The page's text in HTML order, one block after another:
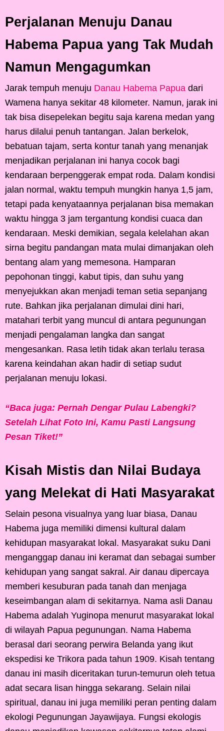
Perjalanan Menuju Danau
Habema Papua yang Tak Mudah
Namun Mengagumkan
Jarak tempuh menuju Danau Habema Papua dari
Wamena hanya sekitar 48 kilometer. Namun, jarak ini
tak bisa disepelekan begitu saja karena medan yang
harus dilalui penuh tantangan. Jalan berkelok,
bebatuan tajam, serta kontur tanah yang menanjak
menjadikan perjalanan ini hanya cocok bagi
kendaraan berpenggerak empat roda. Dalam kondisi
jalan normal, waktu tempuh mungkin hanya 1,5 jam,
tetapi pada kenyataannya perjalanan bisa memakan
waktu hingga 3 jam tergantung kondisi cuaca dan
kendaraan. Meski demikian, segala kelelahan akan
sirna begitu pandangan mata mulai dimanjakan oleh
bentang alam yang memesona. Hamparan
pepohonan tinggi, kabut tipis, dan suhu yang
menyejukkan akan menjadi teman setia sepanjang
rute. Bahkan jika perjalanan dimulai dini hari,
matahari terbit yang muncul di antara pegunungan
menjadi pengalaman langka dan sangat
mengesankan. Rasa letih tidak akan terlalu terasa
karena keindahan akan hadir di setiap sudut
perjalanan menuju lokasi.
“Baca juga: Pernah Dengar Pulau Labengki?
Setelah Lihat Foto Ini, Kamu Pasti Langsung
Pesan Tiket!”
Kisah Mistis dan Nilai Budaya
yang Melekat di Hati Masyarakat
Selain pesona visualnya yang luar biasa, Danau
Habema juga memiliki dimensi kultural dalam
kehidupan masyarakat lokal. Masyarakat suku Dani
menganggap danau ini keramat dan sebagai sumber
kehidupan yang sangat sakral. Air danau dipercaya
memberi kesuburan pada tanah dan menjaga
keseimbangan alam di sekitarnya. Nama asli Danau
Habema adalah Yuginopa menurut masyarakat lokal
di wilayah Papua pegunungan. Nama Habema
berasal dari seorang perwira Belanda yang ikut
ekspedisi ke Trikora pada tahun 1909. Kisah tentang
danau ini masih diceritakan turun-temurun oleh tetua
adat secara lisan hingga sekarang. Selain nilai
spiritual, danau ini juga memiliki peran penting dalam
ekologi Pegunungan Jayawijaya. Fungsi ekologis